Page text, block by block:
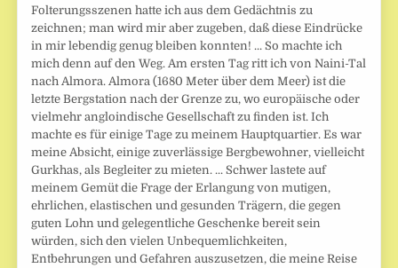
Folterungsszenen hatte ich aus dem Gedächtnis zu
zeichnen; man wird mir aber zugeben, daß diese Eindrücke
in mir lebendig genug bleiben konnten! ... So machte ich
mich denn auf den Weg. Am ersten Tag ritt ich von Naini-Tal
nach Almora. Almora (1680 Meter über dem Meer) ist die
letzte Bergstation nach der Grenze zu, wo europäische oder
vielmehr angloindische Gesellschaft zu finden ist. Ich
machte es für einige Tage zu meinem Hauptquartier. Es war
meine Absicht, einige zuverlässige Bergbewohner, vielleicht
Gurkhas, als Begleiter zu mieten. ... Schwer lastete auf
meinem Gemüt die Frage der Erlangung von mutigen,
ehrlichen, elastischen und gesunden Trägern, die gegen
guten Lohn und gelegentliche Geschenke bereit sein
würden, sich den vielen Unbequemlichkeiten,
Entbehrungen und Gefahren auszusetzen, die meine Reise